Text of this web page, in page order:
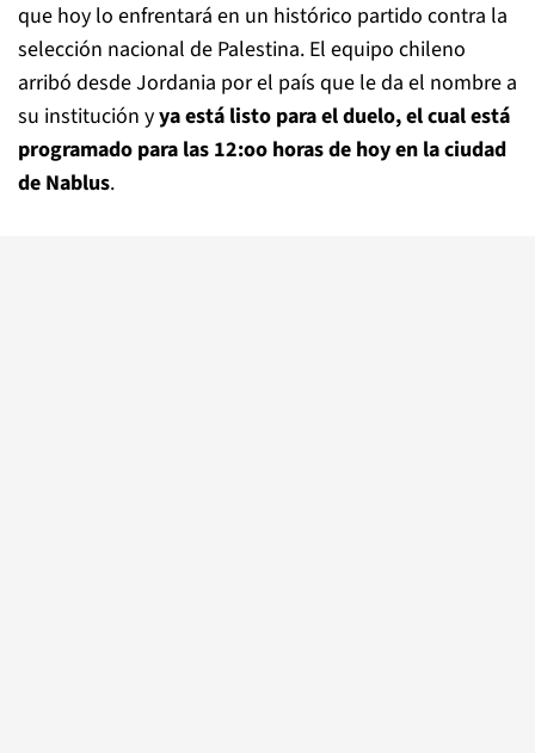
que hoy lo enfrentará en un histórico partido contra la
selección nacional de Palestina. El equipo chileno
arribó desde Jordania por el país que le da el nombre a
su institución yya está listo para el duelo, el cual está
programado para las 12:oo horas de hoy en la ciudad
de Nablus.